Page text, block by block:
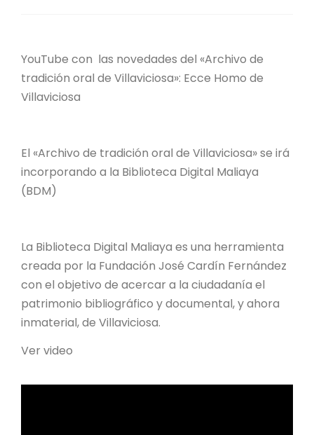
YouTube con las novedades del «Archivo de
tradición oral de Villaviciosa»: Ecce Homo de
Villaviciosa
El «Archivo de tradición oral de Villaviciosa» se irá
incorporando a la Biblioteca Digital Maliaya
(BDM)
La Biblioteca Digital Maliaya es una herramienta
creada por la Fundación José Cardín Fernández
con el objetivo de acercar a la ciudadanía el
patrimonio bibliográfico y documental, y ahora
inmaterial, de Villaviciosa.
Ver video